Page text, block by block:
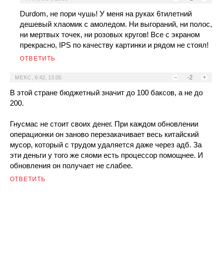
Durdom, не пори чушь! У меня на руках 6тилетний
дешевый хлаомик с амоледом. Ни выгораний, ни полос,
ни мертвых точек, ни розовых кругов! Все с экраном
прекрасно, IPS по качеству картинки и рядом не стоял!
ОТВЕТИТЬ
– -2 +
МЕКС ,6:42, 13.05
В этой стране бюджетный значит до 100 баксов, а не до
200.
Гнусмас не стоит своих денег. При каждом обновлении
операционки он заново перезакачивает весь китайский
мусор, который с трудом удаляется даже через адб. За
эти деньги у того же сяоми есть процессор помощнее. И
обновления он получает не слабее.
ОТВЕТИТЬ